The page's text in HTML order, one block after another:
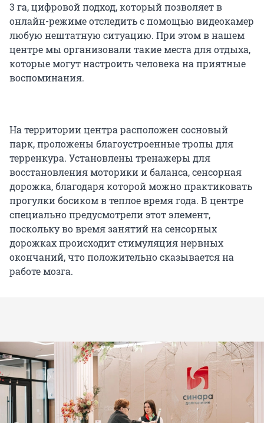
3 га, цифровой подход, который позволяет в
онлайн-режиме отследить с помощью видеокамер
любую нештатную ситуацию. При этом в нашем
центре мы организовали такие места для отдыха,
которые могут настроить человека на приятные
воспоминания.
На территории центра расположен сосновый
парк, проложены благоустроенные тропы для
терренкура. Установлены тренажеры для
восстановления моторики и баланса, сенсорная
дорожка, благодаря которой можно практиковать
прогулки босиком в теплое время года. В центре
специально предусмотрели этот элемент,
поскольку во время занятий на сенсорных
дорожках происходит стимуляция нервных
окончаний, что положительно сказывается на
работе мозга.